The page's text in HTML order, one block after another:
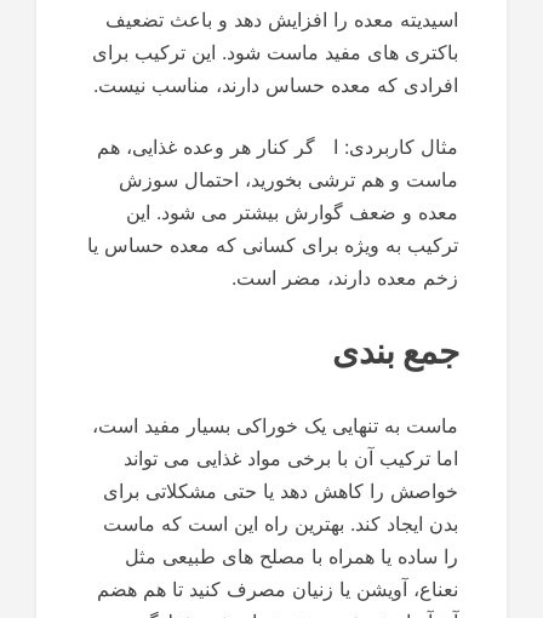
اسیدیته معده را افزایش دهد و باعث تضعیف
باکتری های مفید ماست شود. این ترکیب برای
افرادی که معده حساس دارند، مناسب نیست.
مثال کاربردی: ا گر کنار هر وعده غذایی، هم
ماست و هم ترشی بخورید، احتمال سوزش
معده و ضعف گوارش بیشتر می شود. این
ترکیب به ویژه برای کسانی که معده حساس یا
زخم معده دارند، مضر است.
جمع بندی
ماست به تنهایی یک خوراکی بسیار مفید است،
اما ترکیب آن با برخی مواد غذایی می تواند
خواصش را کاهش دهد یا حتی مشکلاتی برای
بدن ایجاد کند. بهترین راه این است که ماست
را ساده یا همراه با مصلح های طبیعی مثل
نعناع، آویشن یا زنیان مصرف کنید تا هم هضم